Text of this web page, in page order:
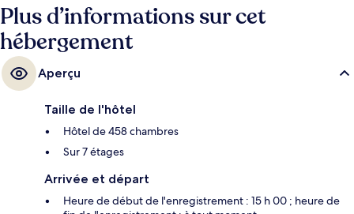
Plus d’informations sur cet
hébergement
Aperçu
Taille de l'hôtel
Hôtel de 458 chambres
Sur 7 étages
Arrivée et départ
Heure de début de l'enregistrement : 15 h 00 ; heure de